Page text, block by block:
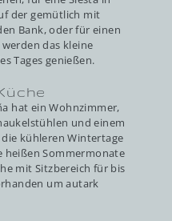
der gemütlich mit
Bank, oder für einen
das kleine
Tages genießen.
hat ein Wohnzimmer,
und einem
kühleren Wintertage
Sommermonate
mit Sitzbereich für bis
um autark